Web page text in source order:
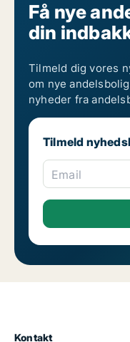
Få nye
din
Tilmeld dig vores
om nye
nyheder fra
Tilmeld
Email
Kontakt